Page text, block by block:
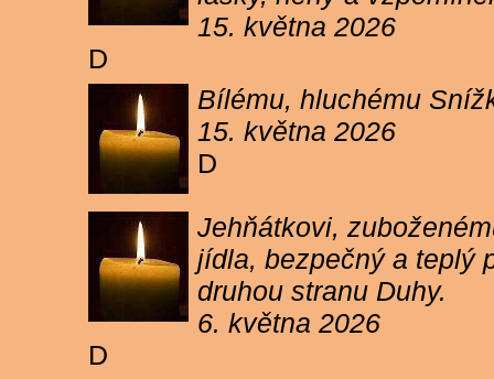
15. května 2026
D
Bílému, hluchému
15. května 2026
D
Jehňátkovi,
jídla, bezpečný a teplý
druhou stranu Duhy.
6. května 2026
D